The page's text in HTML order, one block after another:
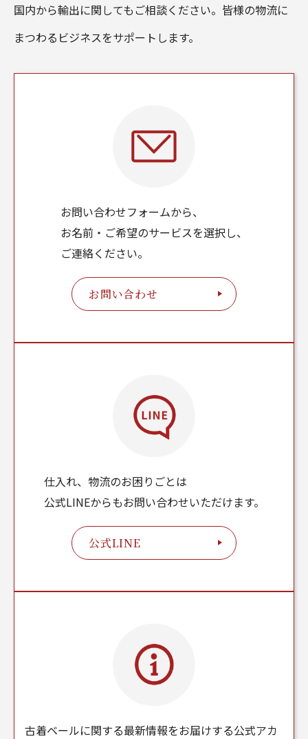
国内から輸出に関してもご相談ください。皆様の物流に
まつわるビジネスをサポートします。
お問い合わせフォームから、
お名前・ご希望のサービスを選択し、
ご連絡ください。
お問い合わせ
仕入れ、物流のお困りごとは
公式LINEからもお問い合わせいただけます。
公式LINE
古着ベールに関する最新情報をお届けする公式アカ